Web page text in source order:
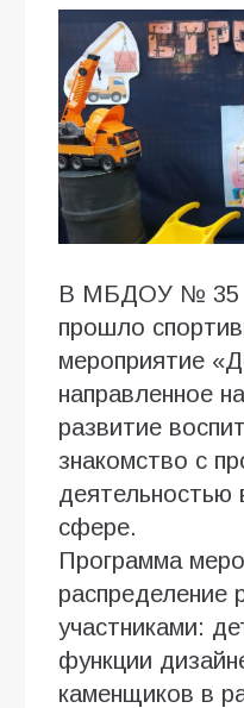
В МБДОУ № 35
прошло
мероприятие
направленное
развитие
знакомство с
деятельностью
сфере.
Программа
распределение
участниками:
функции
каменщиков в